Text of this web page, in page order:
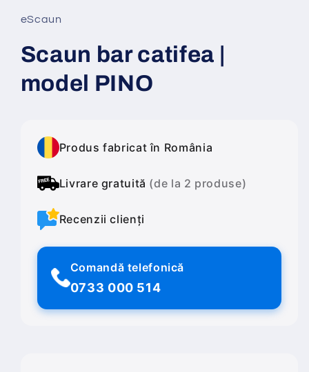
fereastră
modală
eScaun
Scaun bar catifea |
model PINO
Produs fabricat în România
Livrare gratuită (de la 2 produse)
Recenzii clienți
Comandă telefonică
0733 000 514